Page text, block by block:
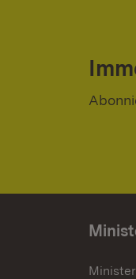
Minister